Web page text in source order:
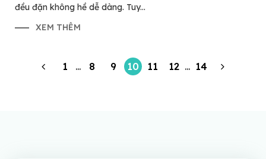
đều đặn không hề dễ dàng. Tuy...
XEM THÊM
1 … 8 9 10 11 12 … 14